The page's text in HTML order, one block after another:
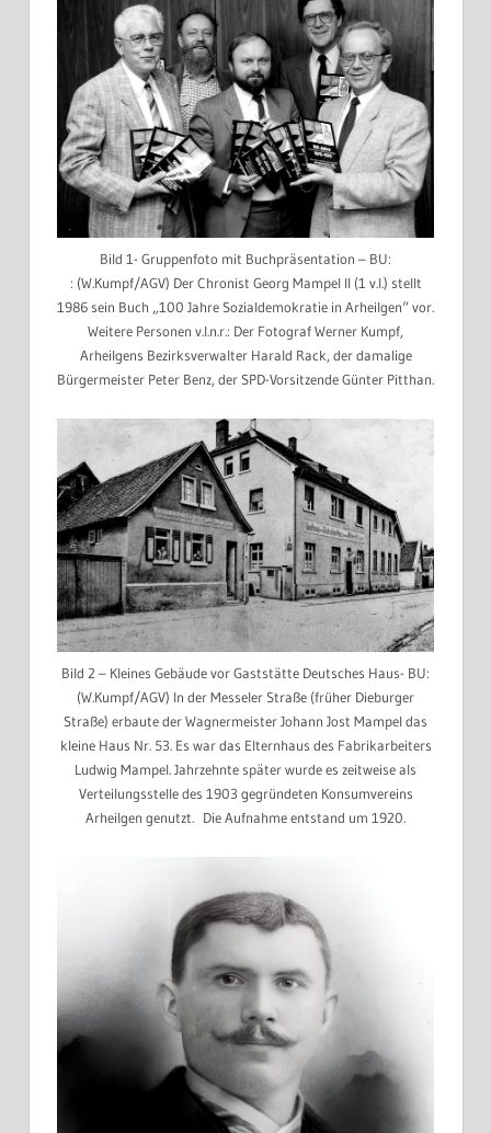
Bild 1- Gruppenfoto mit Buchpräsentation – BU:
: (W.Kumpf/AGV) Der Chronist Georg Mampel II (1 v.l.) stellt
1986 sein Buch „100 Jahre Sozialdemokratie in Arheilgen“ vor.
Weitere Personen v.l.n.r.: Der Fotograf Werner Kumpf,
Arheilgens Bezirksverwalter Harald Rack, der damalige
Bürgermeister Peter Benz, der SPD-Vorsitzende Günter Pitthan.
Bild 2 – Kleines Gebäude vor Gaststätte Deutsches Haus- BU:
(W.Kumpf/AGV) In der Messeler Straße (früher Dieburger
Straße) erbaute der Wagnermeister Johann Jost Mampel das
kleine Haus Nr. 53. Es war das Elternhaus des Fabrikarbeiters
Ludwig Mampel. Jahrzehnte später wurde es zeitweise als
Verteilungsstelle des 1903 gegründeten Konsumvereins
Arheilgen genutzt. Die Aufnahme entstand um 1920.